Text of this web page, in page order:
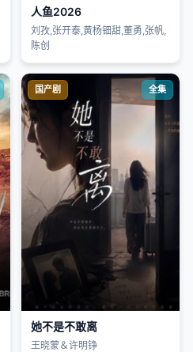
人鱼2026
刘孜,张开泰,黄杨钿甜,董勇,张帆,
陈创
国产剧 全集
她不是不敢离
王晓蒙＆许明铮